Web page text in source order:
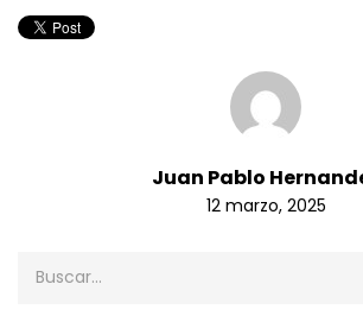
Juan Pablo
12 marzo, 2025